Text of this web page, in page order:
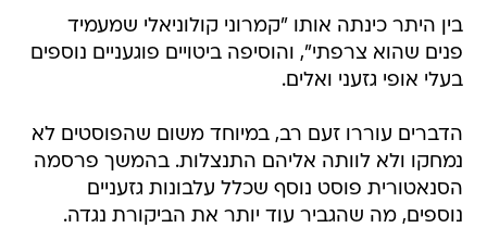
בין היתר כינתה אותו "קמרוני קולוניאלי שמעמיד
פנים שהוא צרפתי", והוסיפה ביטויים פוגעניים נוספים
בעלי אופי גזעני ואלים.
הדברים עוררו זעם רב, במיוחד משום שהפוסטים לא
נמחקו ולא לוותה אליהם התנצלות. בהמשך פרסמה
הסנאטורית פוסט נוסף שכלל עלבונות גזעניים
נוספים, מה שהגביר עוד יותר את הביקורת נגדה.